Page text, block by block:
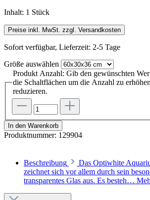
Inhalt: 1 Stück
Preise inkl. MwSt. zzgl. Versandkosten
Sofort verfügbar, Lieferzeit: 2-5 Tage
Größe auswählen
Produkt Anzahl: Gib den gewünschten
die Schaltflächen um die Anzahl zu
reduzieren.
In den Warenkorb
Produktnummer: 129904
Beschreibung
Das Optiwhite
zeichnet sich vor allem durch sein
transparentes Glas aus. Es besteh…